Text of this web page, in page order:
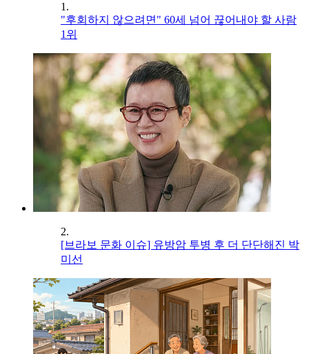
1.
"후회하지 않으려면" 60세 넘어 끊어내야 할 사람
1위
2.
[브라보 문화 이슈] 유방암 투병 후 더 단단해진 박
미선